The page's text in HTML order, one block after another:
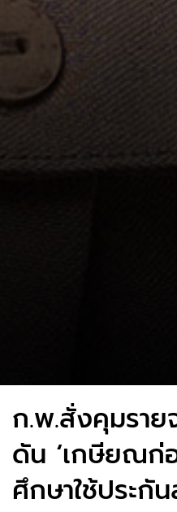
ก.พ.สั่งคุมราย
ดัน ‘เกษียณก่
ศึกษาใช้ประกั